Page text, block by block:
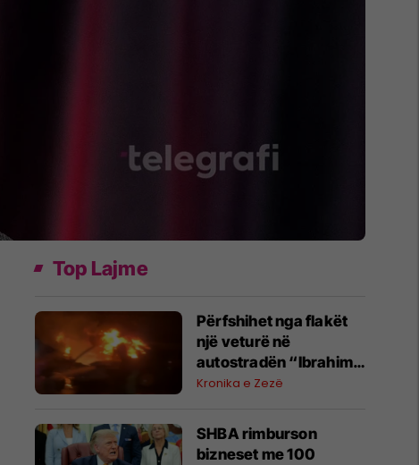
Top Lajme
Përfshihet nga flakët
një veturë në
autostradën “Ibrahim
Rugova”
Kronika e Zezë
SHBA rimburson
bizneset me 100